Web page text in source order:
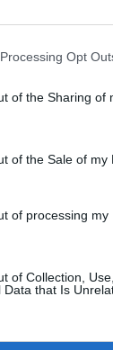
Opt
of the Sharing of
of the Sale of my
of processing
of Collection,
Data that Is